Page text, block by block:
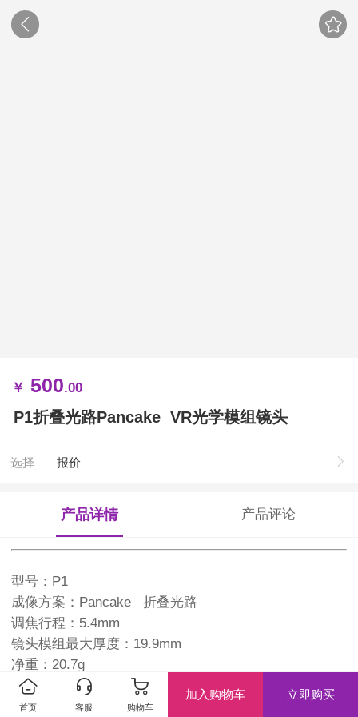
￥ 500.00
P1折叠光路Pancake VR光学模组镜头
选择 报价
产品详情 产品评论
型号：P1
成像方案：Pancake 折叠光路
调焦行程：5.4mm
镜头模组最大厚度：19.9mm
净重：20.7g
适配荧幕尺寸：0.71英寸
FOV：58度
首页 客服 购物车
加入购物车 立即购买